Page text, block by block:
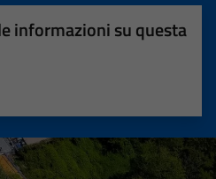
informazioni su questa
su 5
su 5